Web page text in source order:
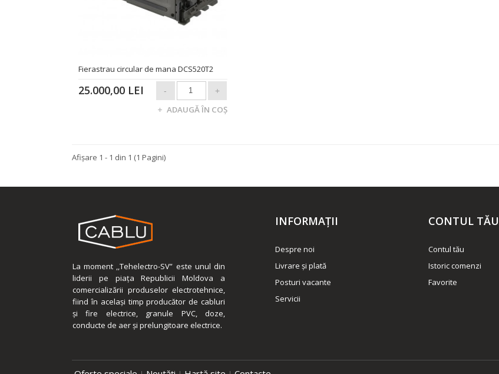
Fierastrau circular de mana DCS520T2
25.000,00 LEI
Afişare 1 - 1 din 1 (1 Pagini)
La moment ,,Tehelectro-SV” este unul din
liderii pe piața Republicii Moldova a
comercializării produselor electrotehnice,
fiind în același timp producător de cabluri
și fire electrice, granule PVC, doze,
conducte de aer şi prelungitoare electrice.
INFORMAŢII
Despre noi
Livrare și plată
Posturi vacante
Servicii
CONTUL TĂU
Contul tău
Istoric comenzi
Favorite